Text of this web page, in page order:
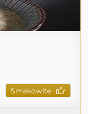
Smakowite